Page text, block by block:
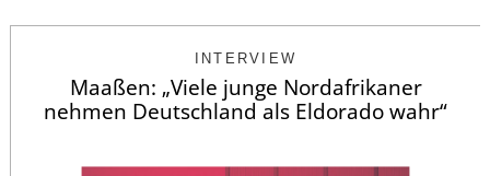
INTERVIEW
Maaßen: „Viele junge Nordafrikaner
nehmen Deutschland als Eldorado wahr“